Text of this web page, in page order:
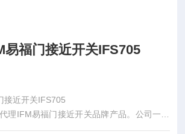
易福门接近开关IFS705
接近开关IFS705
理IFM易福门接近开关品牌产品。公司一贯
至上，优质服务，信守合同"的宗旨，赢得